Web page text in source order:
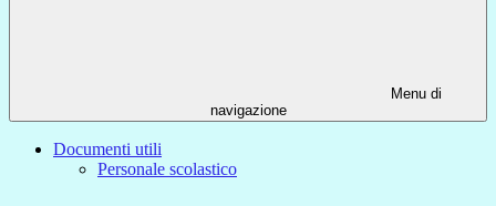
Menu di
navigazione
Documenti utili
Personale scolastico